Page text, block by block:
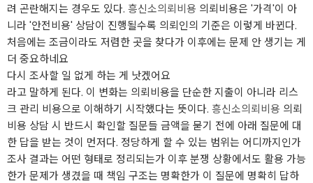
려 곤란해지는 경우도 있다. 흥신소의뢰비용 의뢰비용은 '가격'이 아
니라 '안전비용' 상담이 진행될수록 의뢰인의 기준은 이렇게 바뀐다.
처음에는 조금이라도 저렴한 곳을 찾다가 이후에는 문제 안 생기는 게
더 중요하네요
다시 조사할 일 없게 하는 게 낫겠어요
라고 말하게 된다. 이 변화는 의뢰비용을 단순한 지출이 아니라 리스
크 관리 비용으로 이해하기 시작했다는 뜻이다. 흥신소의뢰비용 의뢰
비용 상담 시 반드시 확인할 질문들 금액을 묻기 전에 아래 질문에 대
한 답을 받는 것이 먼저다. 정당하게 할 수 있는 범위는 어디까지인가
조사 결과는 어떤 형태로 정리되는가 이후 분쟁 상황에서도 활용 가능
한가 문제가 생겼을 때 책임 구조는 명확한가 이 질문에 명확히 답하